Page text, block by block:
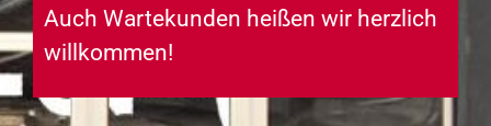
Auch Wartekunden heißen wir herzlich
willkommen!